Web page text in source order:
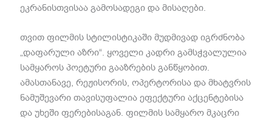
ეკრანისთვისაა გამოსადეგი და მისაღები.
თვით ფილმის სტილისტიკაში მუდმივად იგრძნობა
„დაფარული აზრი“. ყოველი კადრი გამსჭვალულია
სამყაროს პოეტური გააზრების განწყობით.
ამასთანავე, რეჟისორის, ოპერტორისა და მხატვრის
ნამუშევარი თავისუფალია ეფექტური აქცენტებისა
და უხეში ფერებისაგან. ფილმის სამყარო მკაცრი